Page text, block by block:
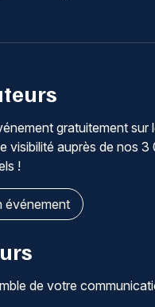
gratuitement sur
visibilité auprès de nos
!
événement
de votre